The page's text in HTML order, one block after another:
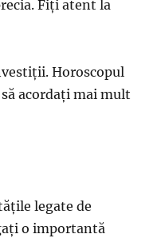
Fiți atent la
Horoscopul
acordați mai mult
legate de
o importantă